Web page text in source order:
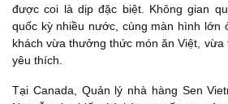
được coi là dịp đặc biệt. Không gian
quốc kỳ nhiều nước, cùng màn hình lớn
khách vừa thưởng thức món ăn Việt, vừa
yêu thích.
Tại Canada, Quản lý nhà hàng Sen